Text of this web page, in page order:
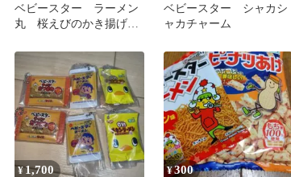
ベビースター ラーメン
丸 桜えびのかき揚げ風
24コ 2箱
ベビースター シャカシ
ャカチャーム
¥1,700 ¥300